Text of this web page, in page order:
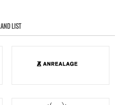
LIST